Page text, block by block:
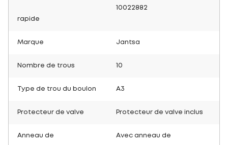
rapide
10022882
Marque Jantsa
Nombre de trous 10
Type de trou du boulon A3
Protecteur de valve Protecteur de valve inclus
Anneau de Avec anneau de